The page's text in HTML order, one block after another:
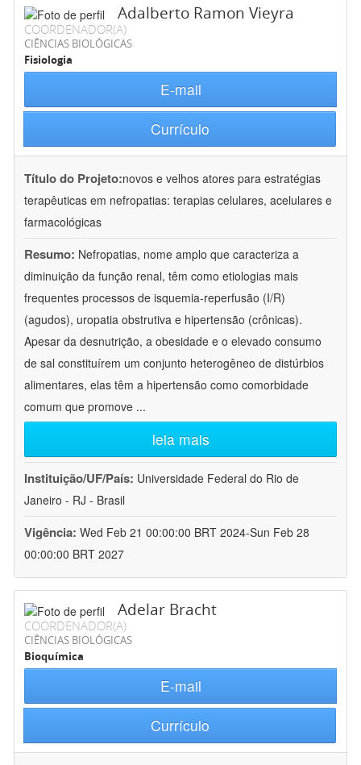
Adalberto Ramon Vieyra
COORDENADOR(A)
CIÊNCIAS BIOLÓGICAS
Fisiologia
E-mail
Currículo
Título do Projeto:novos e velhos atores para estratégias
terapêuticas em nefropatias: terapias celulares, acelulares e
farmacológicas
Resumo: Nefropatias, nome amplo que caracteriza a
diminuição da função renal, têm como etiologias mais
frequentes processos de isquemia-reperfusão (I/R)
(agudos), uropatia obstrutiva e hipertensão (crônicas).
Apesar da desnutrição, a obesidade e o elevado consumo
de sal constituírem um conjunto heterogêneo de distúrbios
alimentares, elas têm a hipertensão como comorbidade
comum que promove ...
leia mais
Instituição/UF/País: Universidade Federal do Rio de
Janeiro - RJ - Brasil
Vigência: Wed Feb 21 00:00:00 BRT 2024-Sun Feb 28
00:00:00 BRT 2027
Adelar Bracht
COORDENADOR(A)
CIÊNCIAS BIOLÓGICAS
Bioquímica
E-mail
Currículo